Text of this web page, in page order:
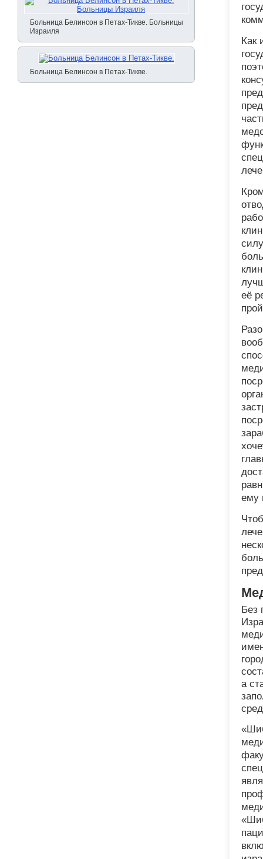
Больница Белинсон в Петах-Тикве. Больницы
Израиля
Больница Белинсон в Петах-Тикве.
Как
её
ему
Без
а